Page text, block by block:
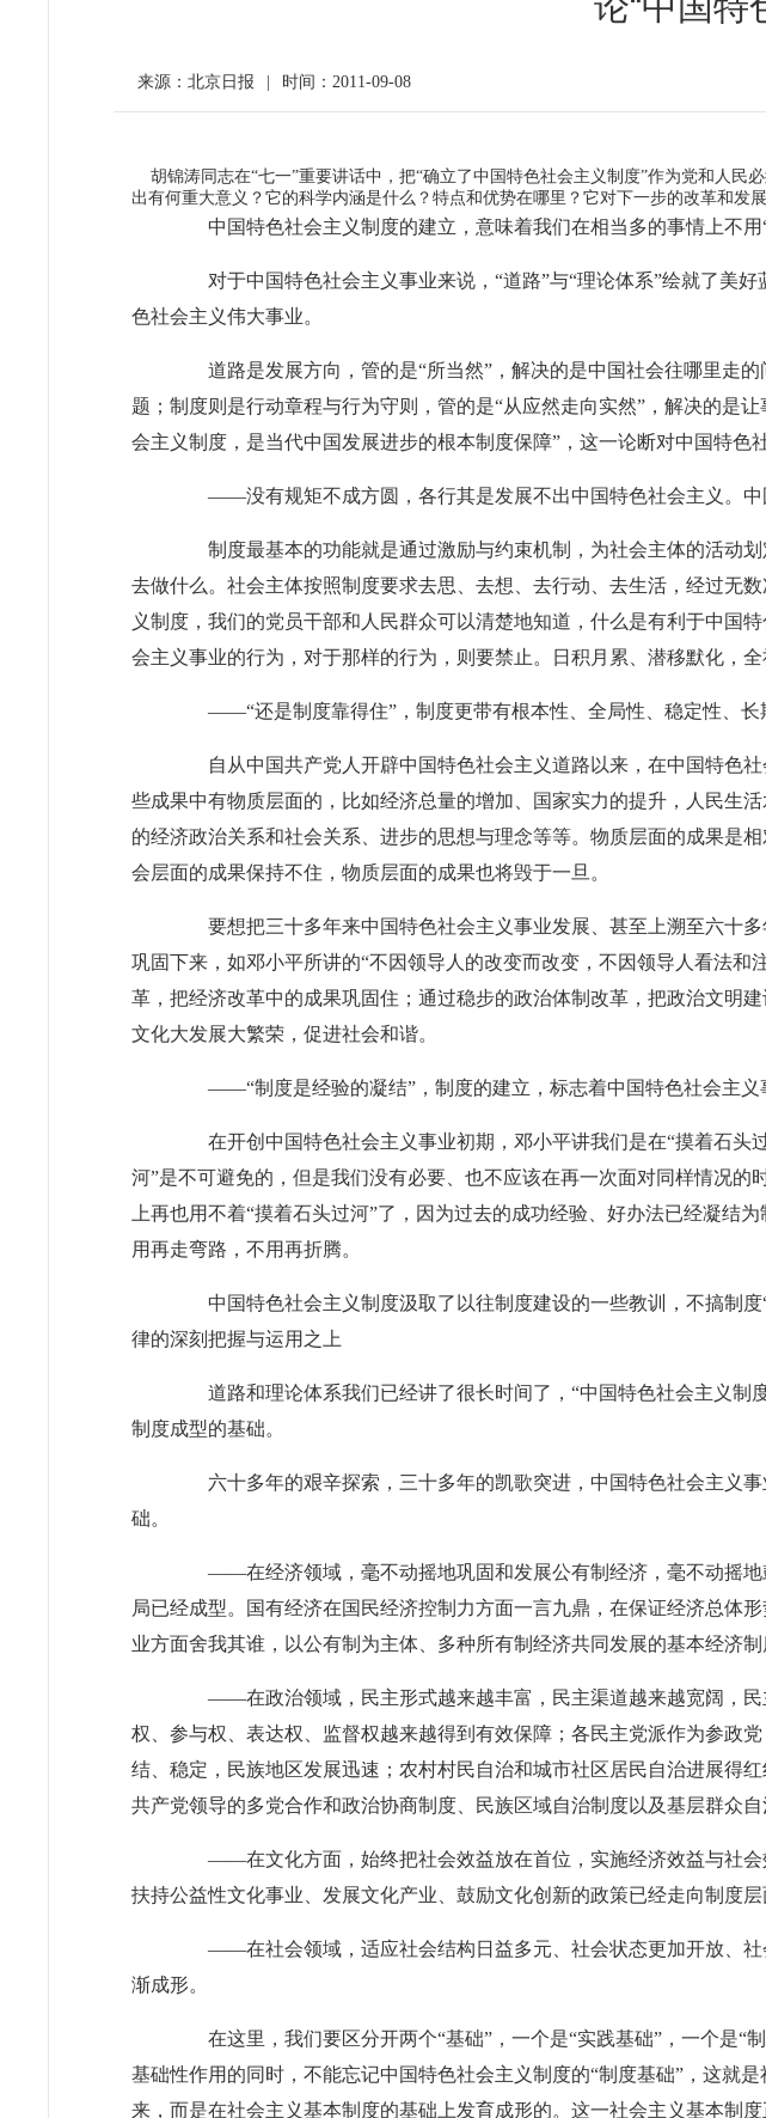
来源：北京日报 时间：2011-09-08
胡锦涛同志在“七一”重要讲话中，把“确立了中国特色社会主义制度”作为党和人民
出有何重大意义？它的科学内涵是什么？特点和优势在哪里？它对下一步的改革和发
中国特色社会主义制度的建立，意味着我们在相当多的事情上不用
对于中国特色社会主义事业来说，“道路”与“理论体系”绘就了美好
色社会主义伟大事业。
道路是发展方向，管的是“所当然”，解决的是中国社会往哪里走的
题；制度则是行动章程与行为守则，管的是“从应然走向实然”，解决的是
会主义制度，是当代中国发展进步的根本制度保障”，这一论断对中国特色
——没有规矩不成方圆，各行其是发展不出中国特色社会主义。中
制度最基本的功能就是通过激励与约束机制，为社会主体的活动划
去做什么。社会主体按照制度要求去思、去想、去行动、去生活，经过无
义制度，我们的党员干部和人民群众可以清楚地知道，什么是有利于中国
会主义事业的行为，对于那样的行为，则要禁止。日积月累、潜移默化，
——“还是制度靠得住”，制度更带有根本性、全局性、稳定性、长
自从中国共产党人开辟中国特色社会主义道路以来，在中国特色社
些成果中有物质层面的，比如经济总量的增加、国家实力的提升，人民生
的经济政治关系和社会关系、进步的思想与理念等等。物质层面的成果是
会层面的成果保持不住，物质层面的成果也将毁于一旦。
要想把三十多年来中国特色社会主义事业发展、甚至上溯至六十多
巩固下来，如邓小平所讲的“不因领导人的改变而改变，不因领导人看法
革，把经济改革中的成果巩固住；通过稳步的政治体制改革，把政治文明
文化大发展大繁荣，促进社会和谐。
——“制度是经验的凝结”，制度的建立，标志着中国特色社会主义
在开创中国特色社会主义事业初期，邓小平讲我们是在“摸着石头
河”是不可避免的，但是我们没有必要、也不应该在再一次面对同样情况
上再也用不着“摸着石头过河”了，因为过去的成功经验、好办法已经凝
用再走弯路，不用再折腾。
中国特色社会主义制度汲取了以往制度建设的一些教训，不搞制度
律的深刻把握与运用之上
道路和理论体系我们已经讲了很长时间了，“中国特色社会主义制
制度成型的基础。
六十多年的艰辛探索，三十多年的凯歌突进，中国特色社会主义事
础。
——在经济领域，毫不动摇地巩固和发展公有制经济，毫不动摇地
局已经成型。国有经济在国民经济控制力方面一言九鼎，在保证经济总体
业方面舍我其谁，以公有制为主体、多种所有制经济共同发展的基本经济制
——在政治领域，民主形式越来越丰富，民主渠道越来越宽阔，民
权、参与权、表达权、监督权越来越得到有效保障；各民主党派作为参政
结、稳定，民族地区发展迅速；农村村民自治和城市社区居民自治进展得
共产党领导的多党合作和政治协商制度、民族区域自治制度以及基层群众
——在文化方面，始终把社会效益放在首位，实施经济效益与社会
扶持公益性文化事业、发展文化产业、鼓励文化创新的政策已经走向制度层
——在社会领域，适应社会结构日益多元、社会状态更加开放、社
渐成形。
在这里，我们要区分开两个“基础”，一个是“实践基础”，一个是“
基础性作用的同时，不能忘记中国特色社会主义制度的“制度基础”，这就
来，而是在社会主义基本制度的基础上发育成形的。这一社会主义基本制